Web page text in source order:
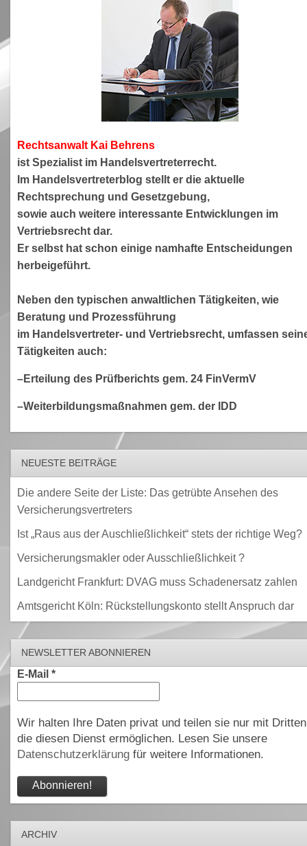
Rechtsanwalt Kai Behrens
ist Spezialist im Handelsvertreterrecht.
Im Handelsvertreterblog stellt er die aktuelle
Rechtsprechung und Gesetzgebung,
sowie auch weitere interessante Entwicklungen im
Vertriebsrecht dar.
Er selbst hat schon einige namhafte Entscheidungen
herbeigeführt.
Neben den typischen anwaltlichen Tätigkeiten, wie
Beratung und Prozessführung
im Handelsvertreter- und Vertriebsrecht, umfassen
Tätigkeiten auch:
–Erteilung des Prüfberichts gem. 24 FinVermV
–Weiterbildungsmaßnahmen gem. der IDD
NEUESTE BEITRÄGE
Die andere Seite der Liste: Das getrübte Ansehen des
Versicherungsvertreters
Ist „Raus aus der Auschließlichkeit“ stets der richtige Weg?
Versicherungsmakler oder Ausschließlichkeit ?
Landgericht Frankfurt: DVAG muss Schadenersatz zahlen
Amtsgericht Köln: Rückstellungskonto stellt Anspruch dar
NEWSLETTER ABONNIEREN
E-Mail *
Wir halten Ihre Daten privat und teilen sie nur mit
die diesen Dienst ermöglichen. Lesen Sie unsere
Datenschutzerklärungfür weitere Informationen.
ARCHIV